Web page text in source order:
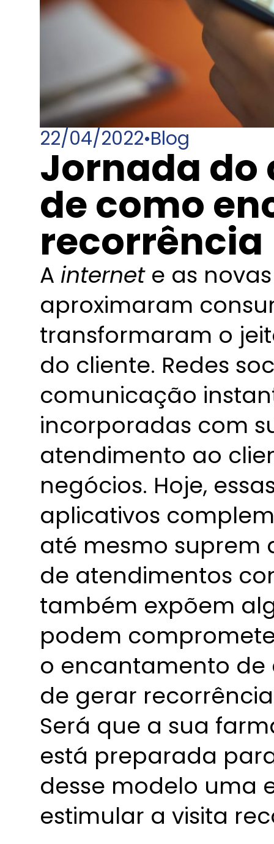
22/04/2022•Blog
Jornada do
de como
recorrência
A internete as
aproximaram
transformaram o
do cliente. Redes
comunicação
incorporadas com
atendimento ao
negócios. Hoje,
aplicativos
até mesmo
de atendimentos
também expõem
podem
o encantamento
de gerar
Será que a sua
está preparada
desse modelo uma
estimular a visita